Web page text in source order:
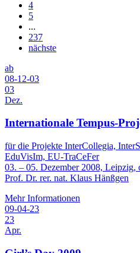
4
5
...
237
nächste
ab
08-12-03
03
Dez.
Internationale Tempus-
für die Projekte InterCollegia,
EduVisIm, EU-TraCeFer
03. – 05. Dezember 2008, Leipzig,
Prof. Dr. rer. nat. Klaus Hänßgen
Mehr Informationen
09-04-23
23
Apr.